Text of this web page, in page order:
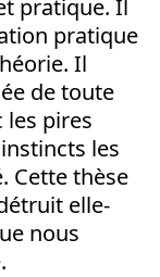
pratique. Il
pratique
Il
de toute
les pires
les
Cette thèse
elle-
nous